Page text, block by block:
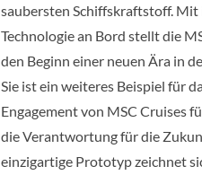
saubersten Schiffskraftstoff.
Technologie an Bord stellt die
den Beginn einer neuen Ära in
Sie ist ein weiteres Beispiel für
Engagement von MSC Cruises
die Verantwortung für die
einzigartige Prototyp zeichnet